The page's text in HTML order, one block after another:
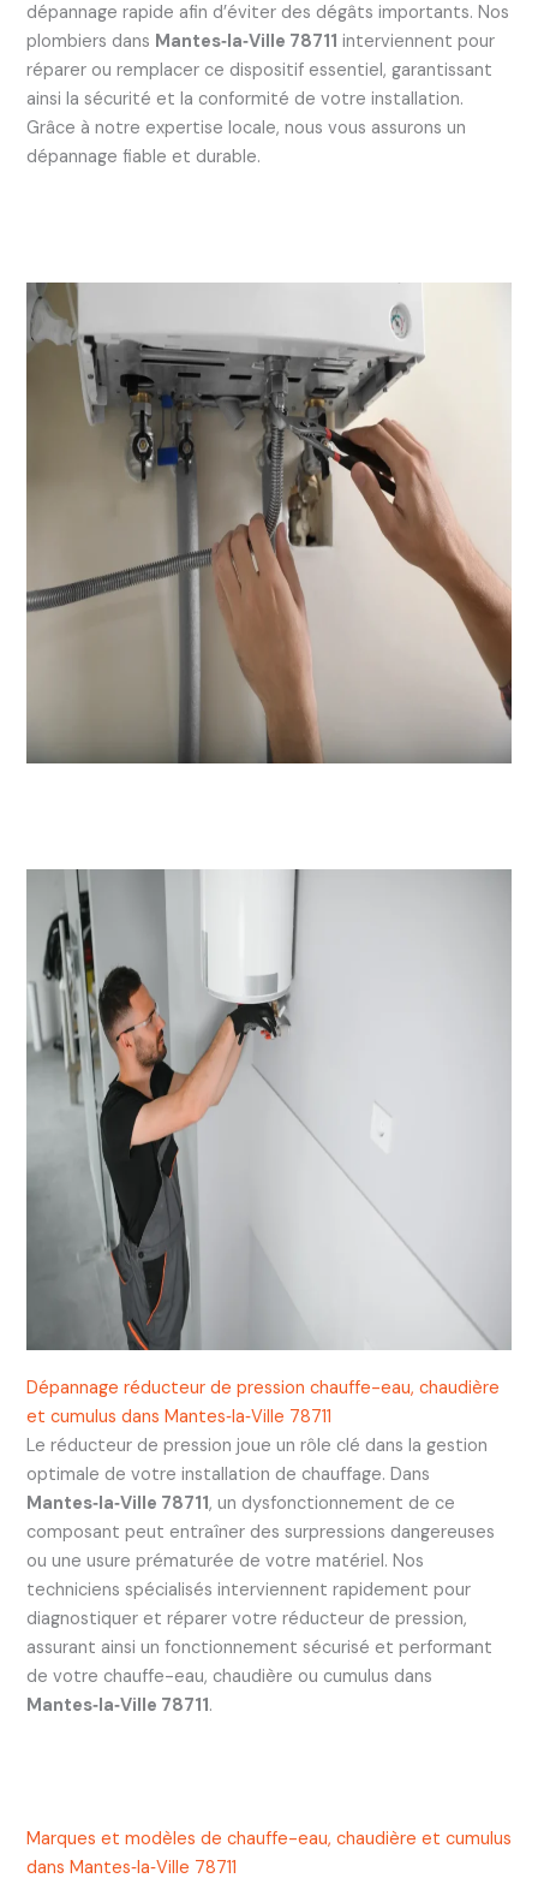
dépannage rapide afin d’éviter des dégâts importants. Nos
plombiers dans Mantes‑la‑Ville 78711 interviennent pour
réparer ou remplacer ce dispositif essentiel, garantissant
ainsi la sécurité et la conformité de votre installation.
Grâce à notre expertise locale, nous vous assurons un
dépannage fiable et durable.
Dépannage réducteur de pression chauffe-eau, chaudière
et cumulus dans Mantes‑la‑Ville 78711
Le réducteur de pression joue un rôle clé dans la gestion
optimale de votre installation de chauffage. Dans
Mantes‑la‑Ville 78711, un dysfonctionnement de ce
composant peut entraîner des surpressions dangereuses
ou une usure prématurée de votre matériel. Nos
techniciens spécialisés interviennent rapidement pour
diagnostiquer et réparer votre réducteur de pression,
assurant ainsi un fonctionnement sécurisé et performant
de votre chauffe-eau, chaudière ou cumulus dans
Mantes‑la‑Ville 78711.
Marques et modèles de chauffe-eau, chaudière et cumulus
dans Mantes‑la‑Ville 78711